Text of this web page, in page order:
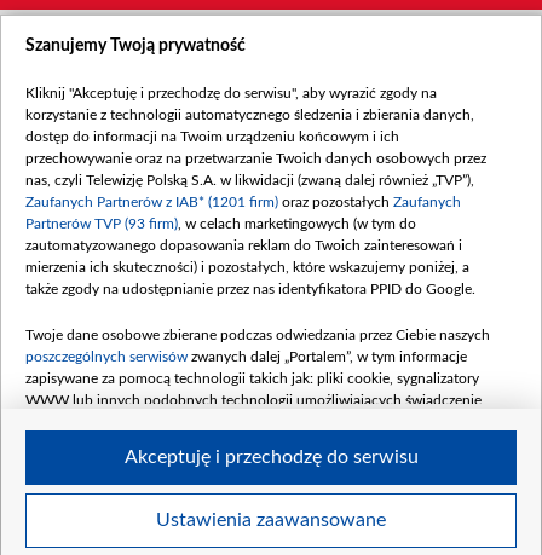
Szanujemy Twoją prywatność
Kliknij "Akceptuję i przechodzę do serwisu", aby wyrazić zgody na
korzystanie z technologii automatycznego śledzenia i zbierania danych,
dostęp do informacji na Twoim urządzeniu końcowym i ich
przechowywanie oraz na przetwarzanie Twoich danych osobowych przez
nas, czyli Telewizję Polską S.A. w likwidacji (zwaną dalej również „TVP”),
Zaufanych Partnerów z IAB* (1201 firm) oraz pozostałych Zaufanych
Partnerów TVP (93 firm) , w celach marketingowych (w tym do
zautomatyzowanego dopasowania reklam do Twoich zainteresowań i
mierzenia ich skuteczności) i pozostałych, które wskazujemy poniżej, a
także zgody na udostępnianie przez nas identyfikatora PPID do Google.
Twoje dane osobowe zbierane podczas odwiedzania przez Ciebie naszych
poszczególnych serwisów zwanych dalej „Portalem”, w tym informacje
zapisywane za pomocą technologii takich jak: pliki cookie, sygnalizatory
WWW lub innych podobnych technologii umożliwiających świadczenie
Twoje dane osobowe zbierane podczas odwiedzania przez Ciebie
Ustawienia zaawansowane
Akceptuję i przechodzę do serwisu